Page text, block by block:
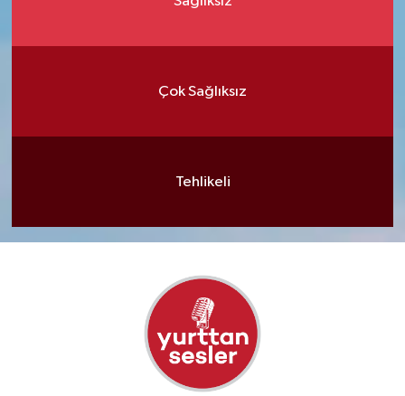
Çok Sağlıksız
Tehlikeli